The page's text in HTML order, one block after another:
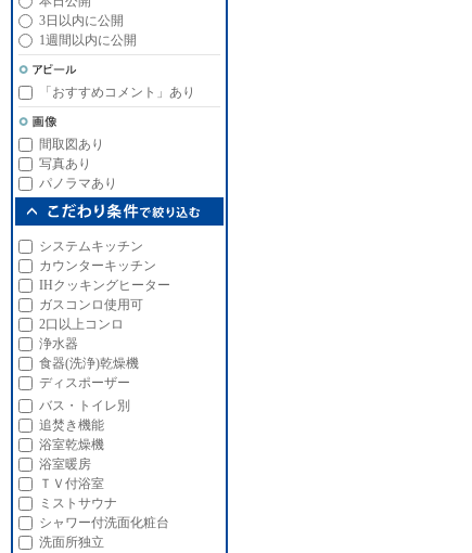
3日以内に公開
1週間以内に公開
「おすすめコメント」あり
間取図あり
写真あり
パノラマあり
システムキッチン
カウンターキッチン
IHクッキングヒーター
ガスコンロ使用可
2口以上コンロ
浄水器
食器(洗浄)乾燥機
ディスポーザー
バス・トイレ別
追焚き機能
浴室乾燥機
浴室暖房
ＴＶ付浴室
ミストサウナ
シャワー付洗面化粧台
洗面所独立